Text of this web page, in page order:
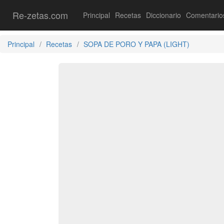
Re-zetas.com Principal Recetas Diccionario
Principal Recetas SOPA DE PORO Y PAPA (LIGHT)